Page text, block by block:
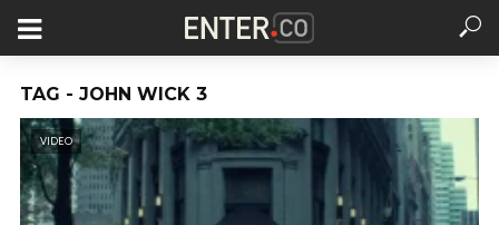
TAG - JOHN WICK 3
VIDEO